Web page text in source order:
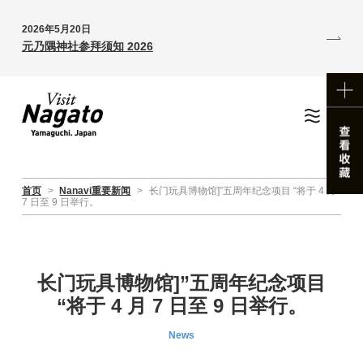
2026年5月20日
元乃隅神社参拜须知 2026
首页 > Nanavi重要新闻 > 长门玩具博物馆]”五周年纪念项目 “将于 4 月
7 日至 9 日举行。
长门玩具博物馆]”五周年纪念项目
“将于 4 月 7 日至 9 日举行。
News